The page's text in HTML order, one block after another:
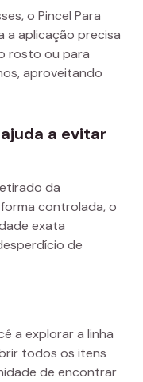
o Pincel Para
a aplicação precisa
rosto ou para
aproveitando
a evitar
da
controlada, o
exata
de
a explorar a linha
todos os itens
de encontrar